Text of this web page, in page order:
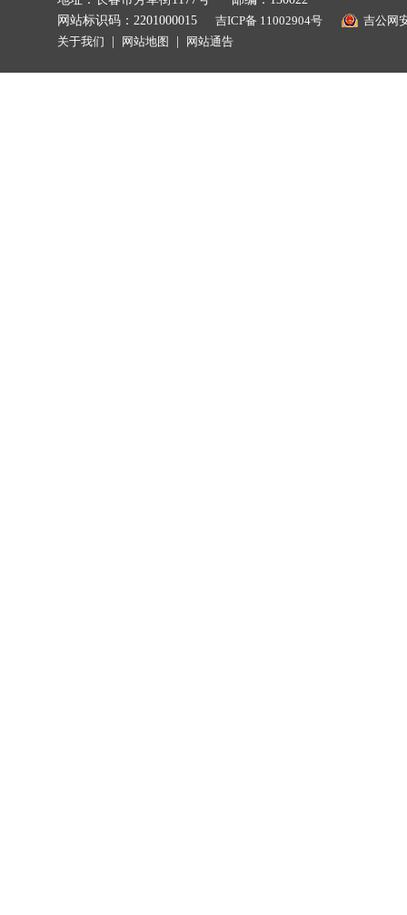
网站标识码：2201000015
吉ICP备 11002904号
吉公网
关于我们
网站地图 网站通告